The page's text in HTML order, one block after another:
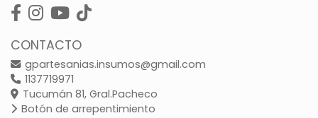
CONTACTO
gpartesanias.insumos@gmail.com
1137719971
Tucumán 81, Gral.Pacheco
Botón de arrepentimiento